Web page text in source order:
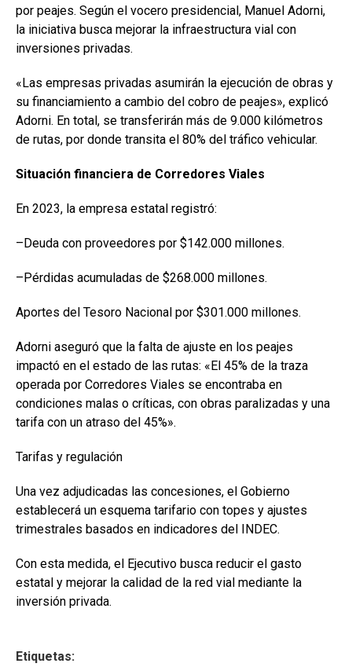
por peajes. Según el vocero presidencial, Manuel Adorni,
la iniciativa busca mejorar la infraestructura vial con
inversiones privadas.
«Las empresas privadas asumirán la ejecución de obras y
su financiamiento a cambio del cobro de peajes», explicó
Adorni. En total, se transferirán más de 9.000 kilómetros
de rutas, por donde transita el 80% del tráfico vehicular.
Situación financiera de Corredores Viales
En 2023, la empresa estatal registró:
–Deuda con proveedores por $142.000 millones.
–Pérdidas acumuladas de $268.000 millones.
Aportes del Tesoro Nacional por $301.000 millones.
Adorni aseguró que la falta de ajuste en los peajes
impactó en el estado de las rutas: «El 45% de la traza
operada por Corredores Viales se encontraba en
condiciones malas o críticas, con obras paralizadas y una
tarifa con un atraso del 45%».
Tarifas y regulación
Una vez adjudicadas las concesiones, el Gobierno
establecerá un esquema tarifario con topes y ajustes
trimestrales basados en indicadores del INDEC.
Con esta medida, el Ejecutivo busca reducir el gasto
estatal y mejorar la calidad de la red vial mediante la
inversión privada.
Etiquetas: